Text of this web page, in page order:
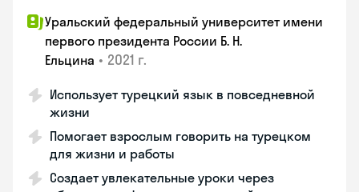
Уральский федеральный университет имени
первого президента России Б. Н.
Ельцина • 2021 г.
Использует турецкий язык в повседневной
жизни
Помогает взрослым говорить на турецком
для жизни и работы
Создает увлекательные уроки через